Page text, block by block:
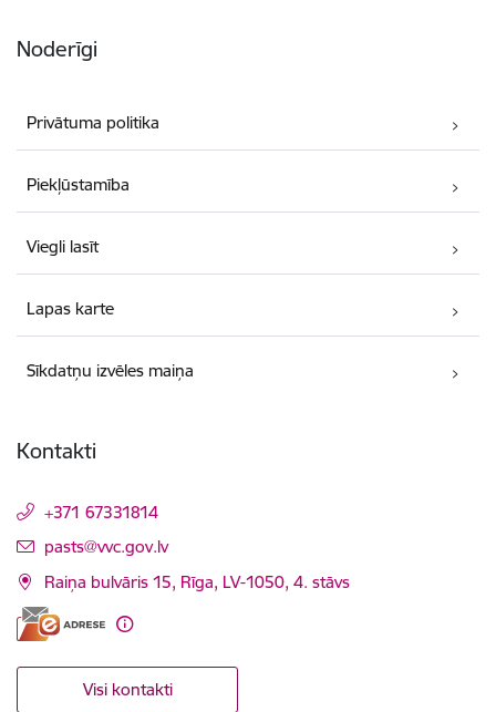
Noderīgi
Privātuma politika
Piekļūstamība
Viegli lasīt
Lapas karte
Sīkdatņu izvēles maiņa
Kontakti
+371 67331814
E-pasts:
pasts@vvc.gov.lv
Raiņa bulvāris 15, Rīga, LV-1050, 4. stāvs
Visi kontakti